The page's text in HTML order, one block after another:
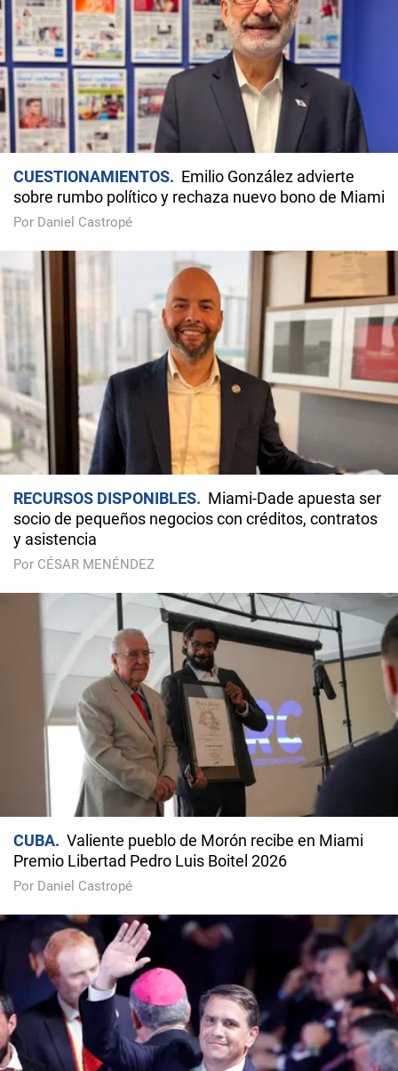
CUESTIONAMIENTOS
Emilio González advierte
sobre rumbo político y rechaza nuevo bono de Miami
Por Daniel Castropé
RECURSOS DISPONIBLES
Miami-Dade apuesta ser
socio de pequeños negocios con créditos, contratos
y asistencia
Por CÉSAR MENÉNDEZ
CUBA
Valiente pueblo de Morón recibe en Miami
Premio Libertad Pedro Luis Boitel 2026
Por Daniel Castropé